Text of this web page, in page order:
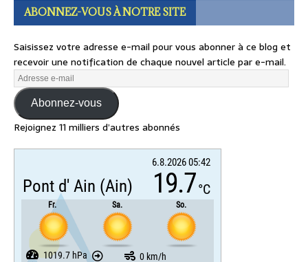
ABONNEZ-VOUS À NOTRE SITE
Saisissez votre adresse e-mail pour vous abonner à ce blog et
recevoir une notification de chaque nouvel article par e-mail.
Abonnez-vous
Rejoignez 11 milliers d’autres abonnés